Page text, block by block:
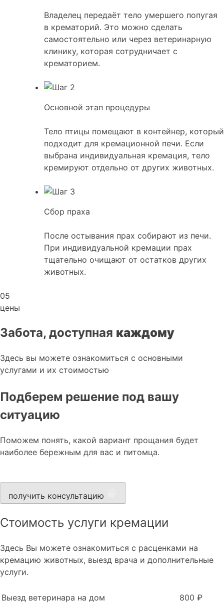
Владелец передаёт тело умершего попугая
в крематорий. Это можно сделать
самостоятельно или через ветеринарную
клинику, которая сотрудничает с
крематорием.
Основной этап процедуры
Тело птицы помещают в контейнер, который
подходит для кремационной печи. Если
выбрана индивидуальная кремация, тело
кремируют отдельно от других животных.
Сбор праха
После остывания прах собирают из печи.
При индивидуальной кремации прах
тщательно очищают от остатков других
животных.
05
цены
Забота, доступная каждому
Здесь вы можете ознакомиться с основными
услугами и их стоимостью
Подберем решение под вашу
ситуацию
Поможем понять, какой вариант прощания будет
наиболее бережным для вас и питомца.
получить консультацию
Стоимость услуги кремации
Здесь Вы можете ознакомиться с расценками на
кремацию животных, выезд врача и дополнительные
услуги.
Выезд ветеринара на дом
800 ₽